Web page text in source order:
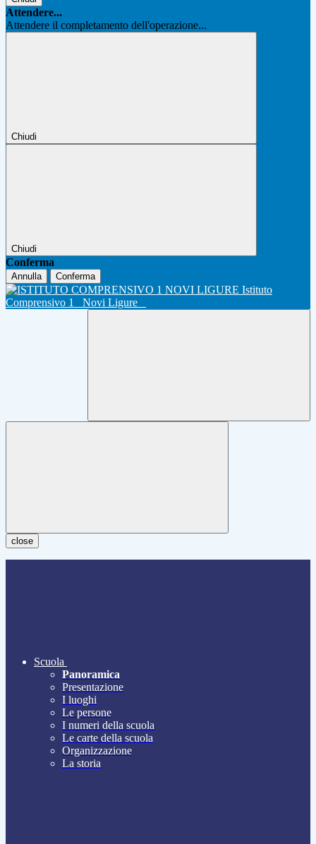
Attendere...
Attendere il completamento dell'operazione...
Chiudi
Chiudi
Conferma
Annulla Conferma
Istituto
Comprensivo 1
Novi Ligure
close
Scuola
Panoramica
Presentazione
I luoghi
Le persone
I numeri della scuola
Le carte della scuola
Organizzazione
La storia